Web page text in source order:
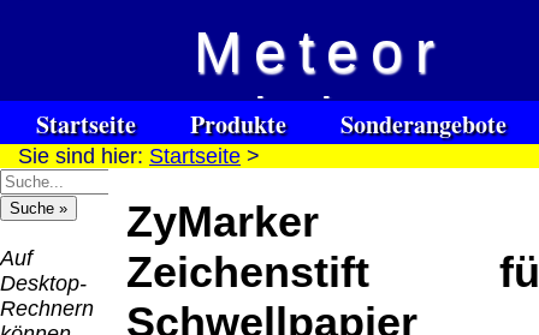
Meteor
Vision
Spezialuhrenspecial
watches
/ deafblind / sourdes et aveugles
Startseite Produkte
Sonderangebote
Kontakt
Impressum
Links
Hilfsmittel
Warenkorb
Sie sind hier: Startseite >
Auf
Desktop-
Rechnern
ZyMarker
Zeichenstift
Schwellpapier
Versandkosten DHL
Standard bis 5kg
Deutschland
8.95 €
Deutschland
Vorkasse: 6.95
€
Deutschland
Software
Download only
Deutschland
PayPal:
0.00 €
EU (inkl.